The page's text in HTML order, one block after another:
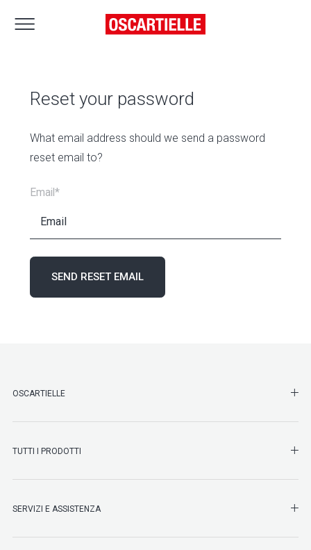
Reset your password
What email address should we send a password
reset email to?
Email*
OSCARTIELLE
TUTTI I PRODOTTI
SERVIZI E ASSISTENZA